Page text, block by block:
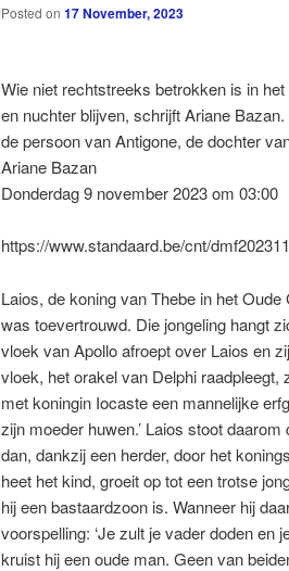
Posted on 17 November, 2023
Wie niet rechtstreeks betrokken is in
en nuchter blijven, schrijft Ariane
de persoon van Antigone, de dochter
Ariane Bazan
Donderdag 9 november 2023 om 03:00
https://www.standaard.be/cnt/
Laios, de koning van Thebe in het
was toevertrouwd. Die jongeling hangt
vloek van Apollo afroept over Laios en
vloek, het orakel van Delphi raadpleegt,
met koningin Iocaste een mannelijke
zijn moeder huwen.’ Laios stoot
dan, dankzij een herder, door het
heet het kind, groeit op tot een trotse
hij een bastaardzoon is. Wanneer hij
voorspelling: ‘Je zult je vader doden en
kruist hij een oude man. Geen van